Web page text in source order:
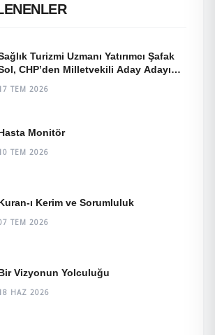
Turizmi Uzmanı Yatırımcı Şafak
CHP’den Milletvekili Aday Adayı
TEM 2026
Monitör
TEM 2026
ı Kerim ve Sorumluluk
TEM 2026
Vizyonun Yolculuğu
HAZ 2026